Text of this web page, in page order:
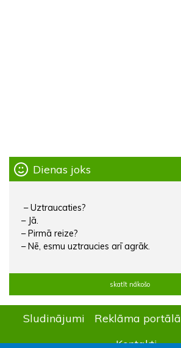
Dienas joks
– Uztraucaties?
– Jā.
– Pirmā reize?
– Nē, esmu uztraucies arī agrāk.
skatīt nākošo
Sludinājumi Reklāma portālā
Kontakti